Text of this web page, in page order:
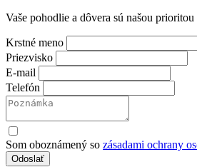
Vaše pohodlie a dôvera sú našou prioritou
Krstné meno
Priezvisko
E-mail
Telefón
Som oboznámený so zásadami ochrany
Odoslať